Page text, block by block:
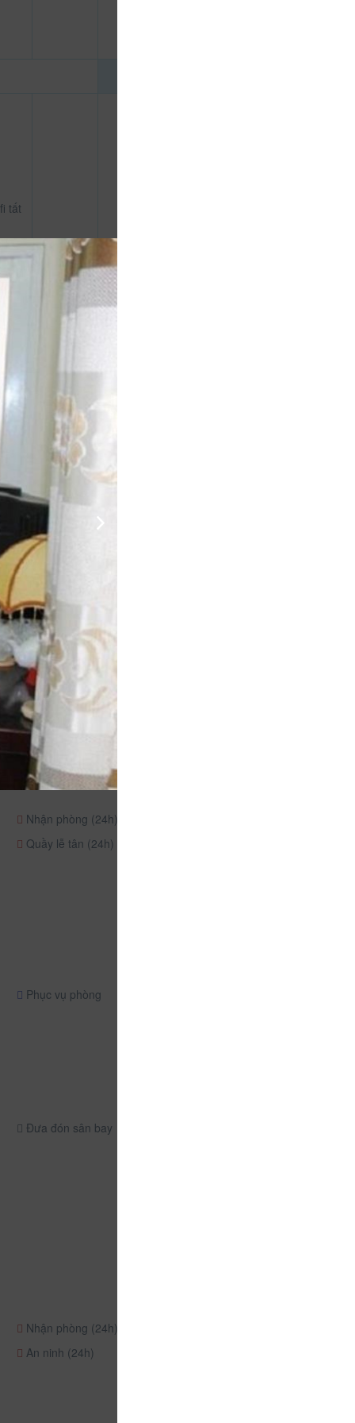
tất
vệ
300.000
CHƯA KHAI BÁO PHÒNG
cách trung tâm thành phố 0.8 km và thông
khách có thể thoải mái tham quan, khám phá
gì sánh được tại điểm đến ở Đà Lạt này. Các tiện
phòng gia đình. 14 phòng trên 2 tầng đem lại
được trang bị các tiện nghi như tivi màn hình
phương tiện vui chơi giải trí để cho bạn không
Bạch Tuyết vẫn là một điểm dừng tuyệt vời cho
Nhận phòng (24h)
Quầy lễ tân (24h)
Phục vụ phòng
Đưa đón sân bay
Nhận phòng (24h)
An ninh (24h)